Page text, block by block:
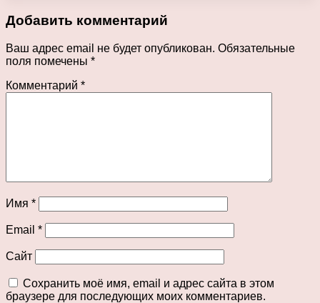
Добавить комментарий
Ваш адрес email не будет опубликован. Обязательные
поля помечены *
Комментарий *
Имя *
Email *
Сайт
Сохранить моё имя, email и адрес сайта в этом
браузере для последующих моих комментариев.